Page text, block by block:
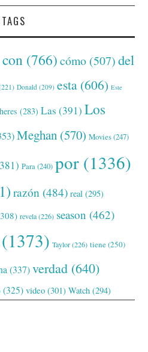
TAGS
con (766) cómo (507) del
Donald (209) esta (606) Este
heres (283) Las (391) Los
Meghan (570) Movies(247)
Para(240) por (1336)
razón (484) real (295)
revela(226) season (462)
(1373) Taylor(226) tiene(250)
(337) verdad (640)
(325) video (301) Watch (294)